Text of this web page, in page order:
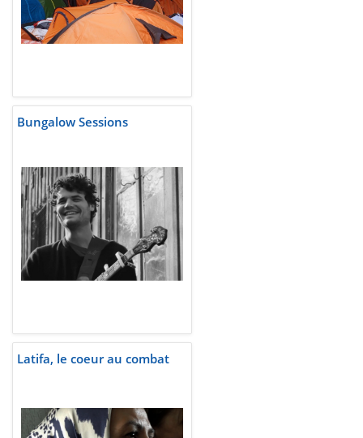
Bungalow Sessions
Latifa, le coeur au combat